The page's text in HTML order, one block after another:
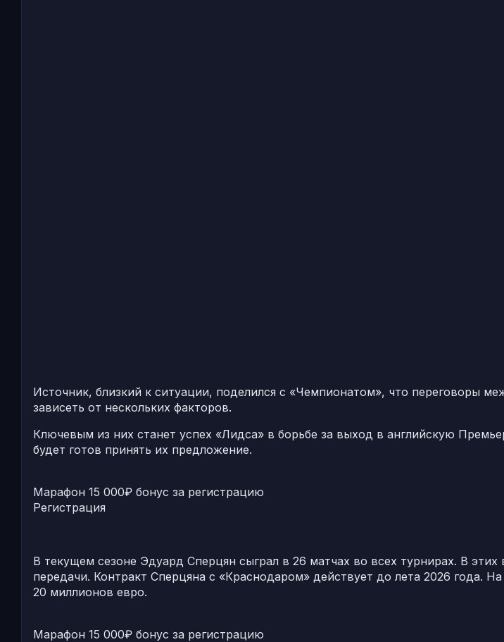
Источник, близкий к ситуации, поделился с «Чемпионатом», что переговоры
зависеть от нескольких факторов.
Ключевым из них станет успех «Лидса» в борьбе за выход в английскую
будет готов принять их предложение.
Марафон 15 000₽ бонус за регистрацию
Регистрация
В текущем сезоне Эдуард Сперцян сыграл в 26 матчах во всех турнирах. В этих
передачи. Контракт Сперцяна с «Краснодаром» действует до лета 2026 года.
20 миллионов евро.
Марафон 15 000₽ бонус за регистрацию